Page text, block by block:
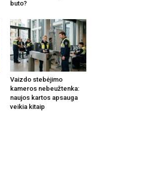
buto?
Vaizdo stebėjimo
kameros nebeužtenka:
naujos kartos apsauga
veikia kitaip